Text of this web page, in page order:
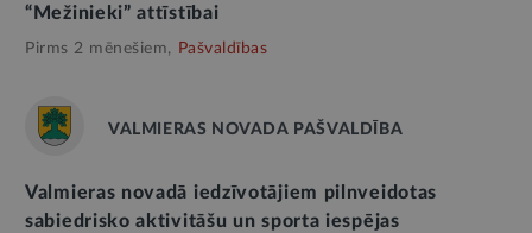
“Mežinieki” attīstībai
Pirms 2 mēnešiem, Pašvaldības
VALMIERAS NOVADA PAŠVALDĪBA
Valmieras novadā iedzīvotājiem pilnveidotas
sabiedrisko aktivitāšu un sporta iespējas